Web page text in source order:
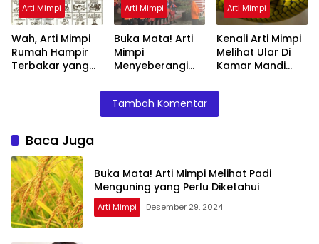
Arti Mimpi
Wah, Arti Mimpi
Rumah Hampir
Terbakar yang
Arti Mimpi
Buka Mata! Arti
Mimpi
Menyeberangi
Teman Ternyata
Ini Artinya
Menurut Pakar
Arti Mimpi
Kenali Arti Mimpi
Melihat Ular Di
Kamar Mandi
Ini Penjelasannya
Tambah Komentar
Baca Juga
Buka Mata! Arti Mimpi Melihat Padi
Menguning yang Perlu Diketahui
Arti Mimpi Desember 29, 2024